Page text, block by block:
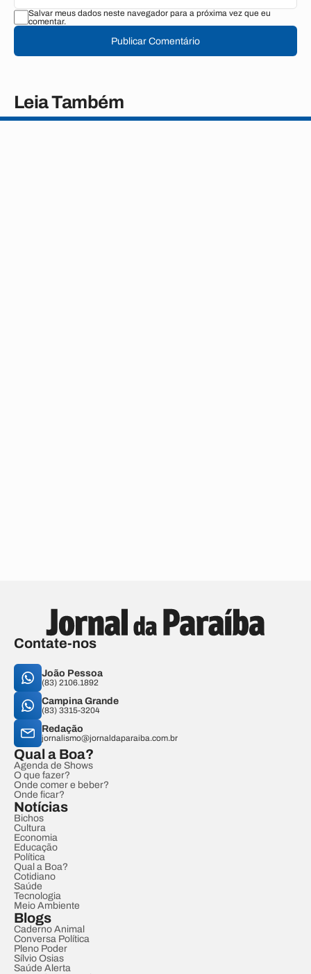
Salvar meus dados neste navegador para a próxima vez que eu
comentar.
Publicar Comentário
Leia Também
Contate-nos
João Pessoa
(83) 2106.1892
Campina Grande
(83) 3315-3204
Redação
jornalismo@jornaldaparaiba.com.br
Qual a Boa?
Agenda de Shows
O que fazer?
Onde comer e beber?
Onde ficar?
Notícias
Bichos
Cultura
Economia
Educação
Política
Qual a Boa?
Cotidiano
Saúde
Tecnologia
Meio Ambiente
Blogs
Caderno Animal
Conversa Política
Pleno Poder
Sílvio Osias
Saúde Alerta